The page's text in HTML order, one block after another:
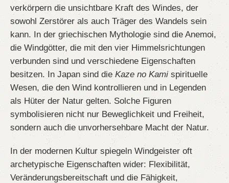
verkörpern die unsichtbare Kraft des Windes, der
sowohl Zerstörer als auch Träger des Wandels sein
kann. In der griechischen Mythologie sind die Anemoi,
die Windgötter, die mit den vier Himmelsrichtungen
verbunden sind und verschiedene Eigenschaften
besitzen. In Japan sind dieKaze no Kami spirituelle
Wesen, die den Wind kontrollieren und in Legenden
als Hüter der Natur gelten. Solche Figuren
symbolisieren nicht nur Beweglichkeit und Freiheit,
sondern auch die unvorhersehbare Macht der Natur.
In der modernen Kultur spiegeln Windgeister oft
archetypische Eigenschaften wider: Flexibilität,
Veränderungsbereitschaft und die Fähigkeit,